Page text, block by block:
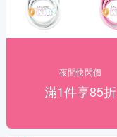
夜間快閃價
滿1件享85折